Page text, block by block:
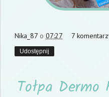
Nika_87 o 07:27 7
Udostępnij
Tołpa